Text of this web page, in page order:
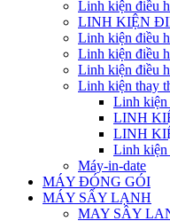
Linh kiện điều
LINH KIỆN
Linh kiện điều
Linh kiện điều
Linh kiện điều
Linh kiện thay
Linh
LINH
LINH
Linh kiện
Máy-in-date
MÁY ĐÓNG GÓI
MÁY SẤY LẠNH
MAY SÂY